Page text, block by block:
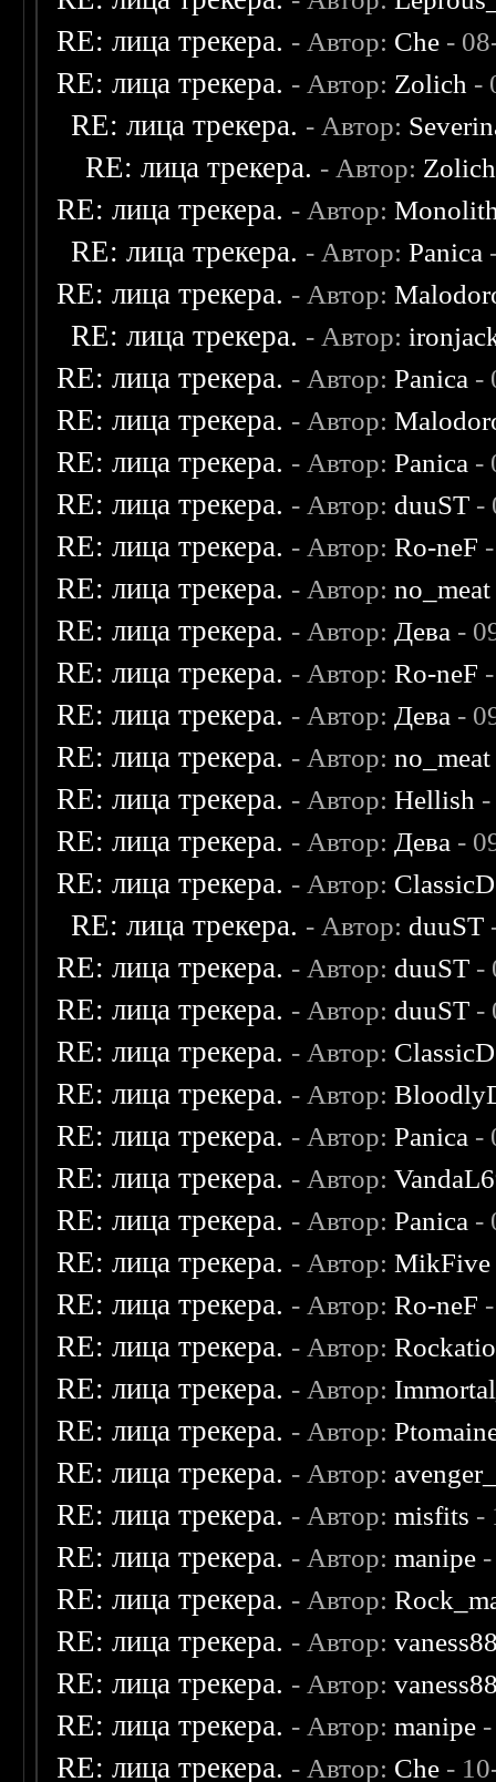
RE: лица трекера. - Автор: Che -
RE: лица трекера. - Автор: Zolich -
RE: лица трекера. - Автор:
RE: лица трекера. - Автор: Zolich
RE: лица трекера. - Автор:
RE: лица трекера. - Автор:Panica
RE: лица трекера. - Автор:
RE: лица трекера. - Автор:
RE: лица трекера. - Автор:Panica -
RE: лица трекера. - Автор:
RE: лица трекера. - Автор:Panica -
RE: лица трекера. - Автор: duuST -
RE: лица трекера. - Автор:Ro-neF
RE: лица трекера. - Автор:no_meat
RE: лица трекера. - Автор: Дева -
RE: лица трекера. - Автор:Ro-neF
RE: лица трекера. - Автор: Дева -
RE: лица трекера. - Автор:no_meat
RE: лица трекера. - Автор:Hellish
RE: лица трекера. - Автор: Дева -
RE: лица трекера. - Автор:
RE: лица трекера. - Автор: duuST
RE: лица трекера. - Автор: duuST -
RE: лица трекера. - Автор: duuST -
RE: лица трекера. - Автор:
RE: лица трекера. - Автор:
RE: лица трекера. - Автор:Panica -
RE: лица трекера. - Автор:
RE: лица трекера. - Автор:Panica -
RE: лица трекера. - Автор:MikFive
RE: лица трекера. - Автор:Ro-neF
RE: лица трекера. - Автор:
RE: лица трекера. - Автор:
RE: лица трекера. - Автор:
RE: лица трекера. - Автор:
RE: лица трекера. - Автор:misfits -
RE: лица трекера. - Автор:manipe
RE: лица трекера. - Автор:
RE: лица трекера. - Автор:
RE: лица трекера. - Автор:
RE: лица трекера. - Автор:manipe
RE: лица трекера. - Автор: Che -